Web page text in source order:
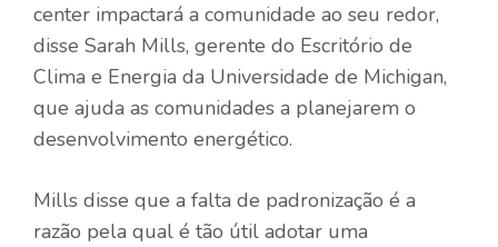
center impactará a comunidade ao seu redor,
disse Sarah Mills, gerente do Escritório de
Clima e Energia da Universidade de Michigan,
que ajuda as comunidades a planejarem o
desenvolvimento energético.
Mills disse que a falta de padronização é a
razão pela qual é tão útil adotar uma